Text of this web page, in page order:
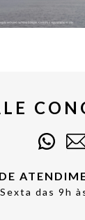
Sexta das 9h